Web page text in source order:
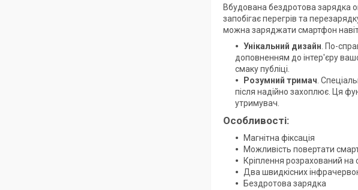
Вбудована бездротова зарядка
запобігає перегрів та
можна заряджати смартфон
Унікальний дизайн . По-
доповненням до інтер'єру
смаку публіці.
Розумний тримач .
після надійно захоплює. Ця
утримувач.
Особливості:
Магнітна фіксація
Можливість повертати
Кріплення розрахований на
Два швидкісних
Бездротова зарядка